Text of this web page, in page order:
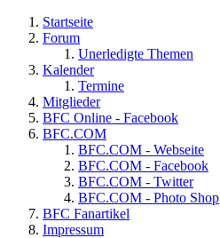
Startseite
Forum
Unerledigte Themen
Kalender
Termine
Mitglieder
BFC Online - Facebook
BFC.COM
BFC.COM - Webseite
BFC.COM - Facebook
BFC.COM - Twitter
BFC.COM - Photo Shop
BFC Fanartikel
Impressum